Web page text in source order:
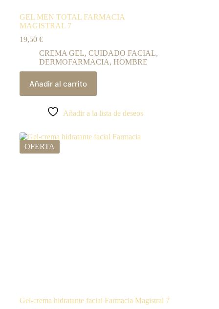
GEL MEN TOTAL FARMACIA
MAGISTRAL 7
19,50 €
CREMA GEL, CUIDADO FACIAL,
DERMOFARMACIA, HOMBRE
Añadir al carrito
Añadir a la lista de deseos
OFERTA
Gel-crema hidratante facial Farmacia Magistral 7